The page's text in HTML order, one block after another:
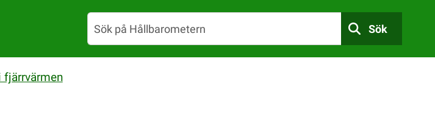
Sök
fjärrvärmen